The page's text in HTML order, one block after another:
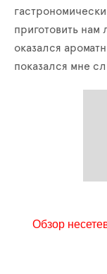
приготовить нам
оказался
показался мне
Обзор